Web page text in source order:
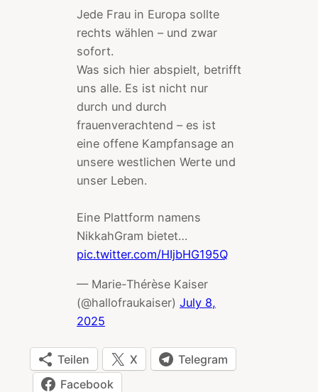
Jede Frau in Europa sollte
rechts wählen – und zwar
sofort.
Was sich hier abspielt, betrifft
uns alle. Es ist nicht nur
durch und durch
frauenverachtend – es ist
eine offene Kampfansage an
unsere westlichen Werte und
unser Leben.
Eine Plattform namens
NikkahGram bietet…
pic.twitter.com/HIjbHG195Q
— Marie-Thérèse Kaiser
(@hallofraukaiser) July 8,
2025
Teilen X
Telegram
Facebook